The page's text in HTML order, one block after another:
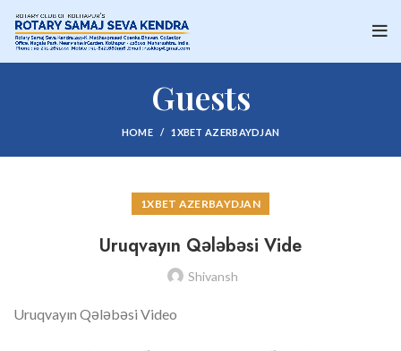
Guests
HOME 1XBET AZERBAYDJAN
1XBET AZERBAYDJAN
Uruqvayın Qələbəsi Vide
Shivansh
Uruqvayın Qələbəsi Video